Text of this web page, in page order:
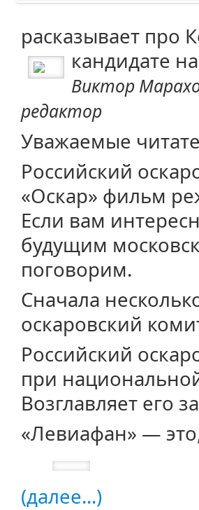
расказывает про
кандидате
Виктор
редактор
Уважаемые
Российский
«Оскар» фильм
Если вам
будущим
поговорим.
Сначала
оскаровский
Российский
при
Возглавляет его
«Левиафан» —
(далее...)